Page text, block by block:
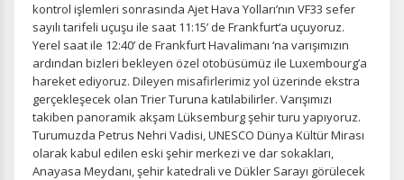
kontrol işlemleri sonrasında Ajet Hava Yolları’nın VF33 sefer
sayılı tarifeli uçuşu ile saat 11:15’ de Frankfurt‘a uçuyoruz.
Yerel saat ile 12:40’ de Frankfurt Havalimanı ‘na varışımızın
ardından bizleri bekleyen özel otobüsümüz ile Luxembourg’a
hareket ediyoruz. Dileyen misafirlerimiz yol üzerinde ekstra
gerçekleşecek olan Trier Turuna katılabilirler. Varışımızı
takiben panoramik akşam Lüksemburg şehir turu yapıyoruz.
Turumuzda Petrus Nehri Vadisi, UNESCO Dünya Kültür Mirası
olarak kabul edilen eski şehir merkezi ve dar sokakları,
Anayasa Meydanı, şehir katedrali ve Dükler Sarayı görülecek